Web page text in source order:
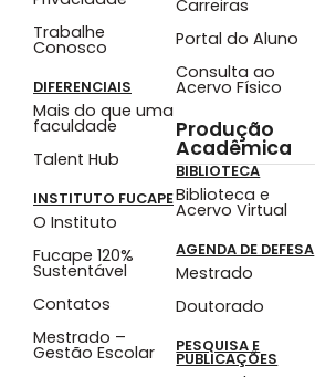
Trabalhe
Conosco
DIFERENCIAIS
Mais do que uma
faculdade
Talent Hub
INSTITUTO FUCAPE
O Instituto
Fucape 120%
Sustentável
Contatos
Mestrado –
Gestão Escolar
Carreiras
Portal do Aluno
Consulta ao
Acervo Físico
Produção
Acadêmica
BIBLIOTECA
Biblioteca e
Acervo Virtual
AGENDA DE DEFESA
Mestrado
Doutorado
PESQUISA E
PUBLICAÇÕES